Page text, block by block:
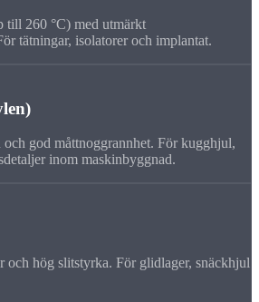
till 260 °C) med utmärkt
tätningar, isolatorer och implantat.
god måttnoggrannhet. För kugghjul,
inom maskinbyggnad.
och hög slitstyrka. För glidlager, snäckhjul